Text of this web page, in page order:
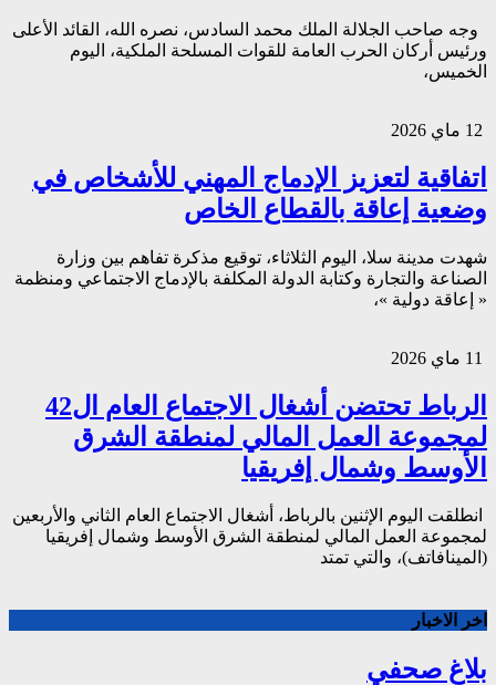
وجه صاحب الجلالة الملك محمد السادس، نصره الله، القائد الأعلى
ورئيس أركان الحرب العامة للقوات المسلحة الملكية، اليوم
الخميس،
اتفاقية لتعزيز الإدماج المهني للأشخاص في
وضعية إعاقة بالقطاع الخاص
شهدت مدينة سلا، اليوم الثلاثاء، توقيع مذكرة تفاهم بين وزارة
الصناعة والتجارة وكتابة الدولة المكلفة بالإدماج الاجتماعي ومنظمة
« إعاقة دولية »،
الرباط تحتضن أشغال الاجتماع العام ال42
لمجموعة العمل المالي لمنطقة الشرق
الأوسط وشمال إفريقيا
انطلقت اليوم الإثنين بالرباط، أشغال الاجتماع العام الثاني والأربعين
لمجموعة العمل المالي لمنطقة الشرق الأوسط وشمال إفريقيا
(المينافاتف)، والتي تمتد
اخر الاخبار
بلاغ صحفي